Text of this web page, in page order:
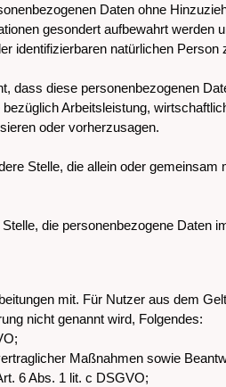
Daten ohne
gesondert aufbewahrt werden
identifizierbaren natürlichen Person
dass diese personenbezogenen
Arbeitsleistung,
oder vorherzusagen.
Stelle, die allein oder
die personenbezogene Daten
mit. Für Nutzer aus dem
nicht genannt wird, Folgendes:
Maßnahmen sowie
6 Abs. 1 lit. c DSGVO;